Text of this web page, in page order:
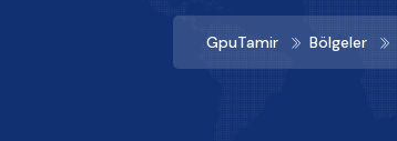
GpuTamir Bölgeler